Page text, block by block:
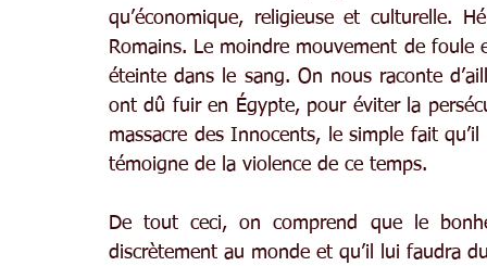
qu’économique, religieuse et culturelle.
Romains. Le moindre mouvement de
éteinte dans le sang. On nous raconte
ont dû fuir en Égypte, pour éviter la
massacre des Innocents, le simple fait
témoigne de la violence de ce temps.
De tout ceci, on comprend que le
discrètement au monde et qu’il lui faudra